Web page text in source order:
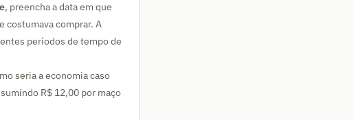
, preencha a data em que
costumava comprar. A
períodos de tempo de
seria a economia caso
R$ 12,00 por maço